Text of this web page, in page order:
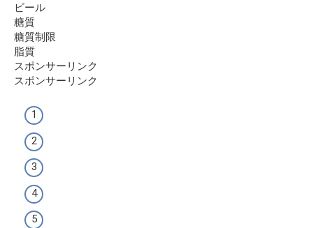
ビール
糖質
糖質制限
脂質
スポンサーリンク
スポンサーリンク